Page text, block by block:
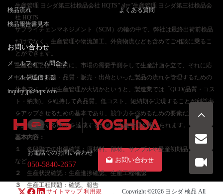
生産管理 ヨシダ第三社検品会社 HQTS” alt=”生産管理 ヨシダ第三社検品会
社 HQTS
サプライチェンマネジメント（SCM）の輪の中で、弊社は最終出荷前検品
だけでなく、生産管理や物流加工、外貨物流なども含めてご相談に乗るこ
とができます。
生産管理とは一般的に、市場の需要予測をして生産計画を立て、それに応
じた調達・製造・品質・販売・出荷といった製品の流れを管理するための
仕事です。なぜ生産管理が大切かというと、製造業では「QCD(品質・コス
ト・納期)」を維持して高品質、低コスト、短納期を実現することが利益率
をアップさせるための基本であり、競争力を強めるための要素だからで
す。目標とするQCDを達成するために生産管理が用いられます。
基本内容：
１
各段階での出張確認：原材料、部材、サンプルや量産初期品、量産品
など
２
生産状況確認：生産進捗確認、生産工程確認
３
生産工程問題：確認、報告
検品流れ
検品報告書見本
よくある質問
お問い合わせ
メールフォーム問合せ
メールを送信する
inquiry.jp@hqts.com
お電話でのお問い合わせ
050-5840-2657
お問い合わせ
サイトマップ 利用規 Copyright ©2026 ヨシダ 検品 All